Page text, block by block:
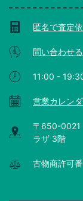
匿名で査定
問い合わせる
11:00 -
営業カレン
〒650-0021
ラザ 3階
古物商許可